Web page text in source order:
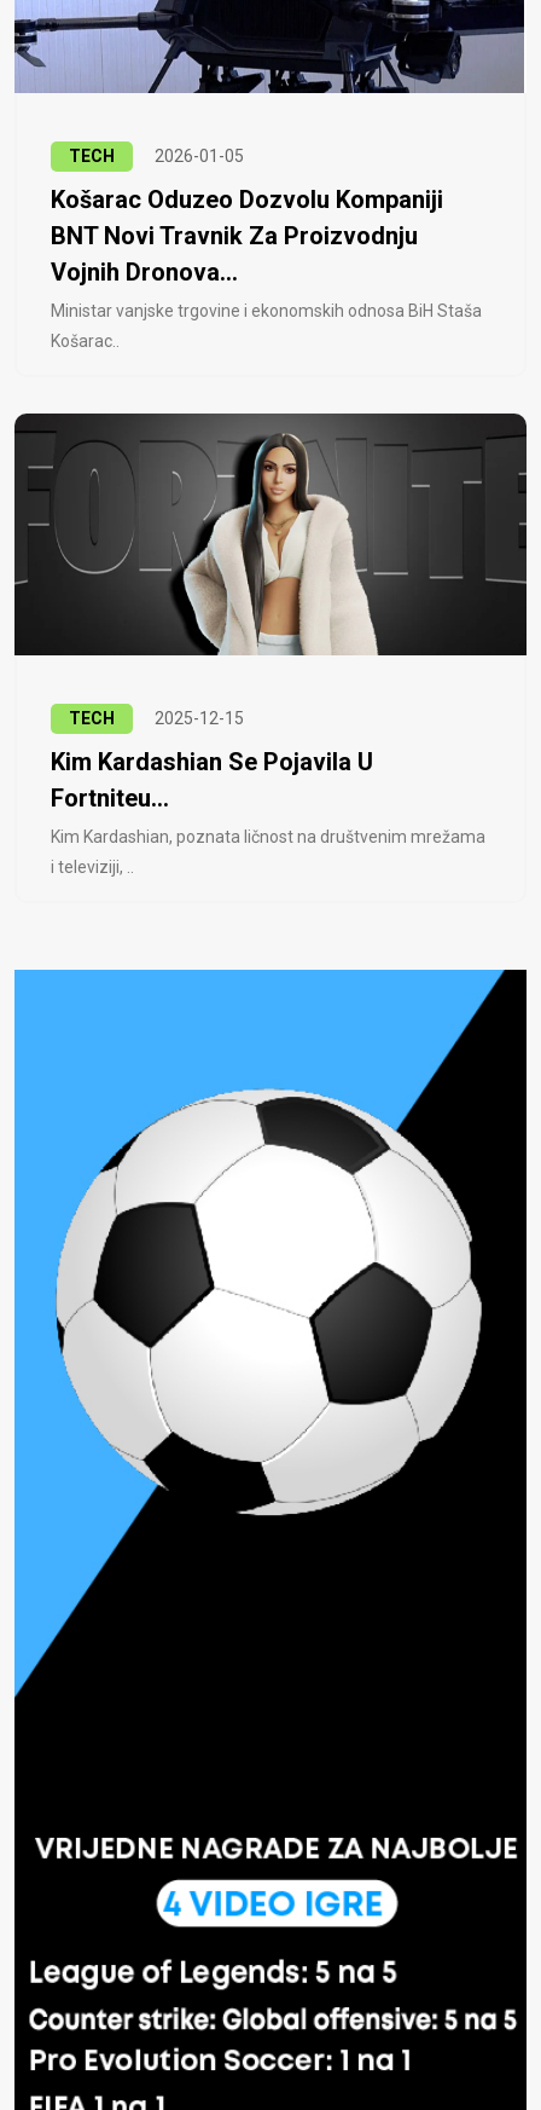
TECH 2026-01-05
Košarac Oduzeo Dozvolu Kompaniji
BNT Novi Travnik Za Proizvodnju
Vojnih Dronova...
Ministar vanjske trgovine i ekonomskih odnosa BiH Staša
Košarac..
TECH 2025-12-15
Kim Kardashian Se Pojavila U
Fortniteu...
Kim Kardashian, poznata ličnost na društvenim mrežama
i televiziji, ..